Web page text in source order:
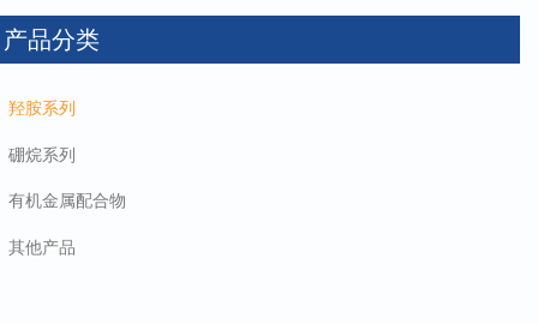
产品分类
羟胺系列
硼烷系列
有机金属配合物
其他产品